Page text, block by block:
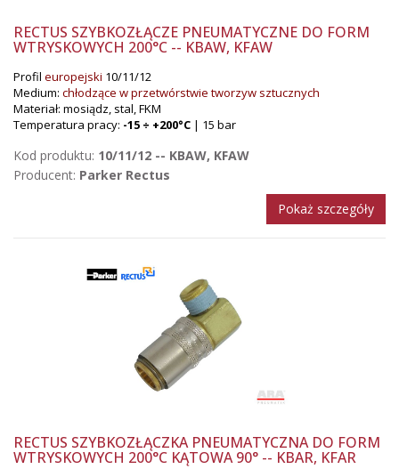
RECTUS SZYBKOZŁĄCZE PNEUMATYCZNE DO FORM
WTRYSKOWYCH 200°C -- KBAW, KFAW
Profil europejski 10/11/12
Medium: chłodzące w przetwórstwie tworzyw sztucznych
Materiał: mosiądz, stal, FKM
Temperatura pracy: -15 ÷ +200°C | 15 bar
Kod produktu: 10/11/12 -- KBAW, KFAW
Producent: Parker Rectus
Pokaż szczegóły
RECTUS SZYBKOZŁĄCZKA PNEUMATYCZNA DO FORM
WTRYSKOWYCH 200°C KĄTOWA 90° -- KBAR, KFAR